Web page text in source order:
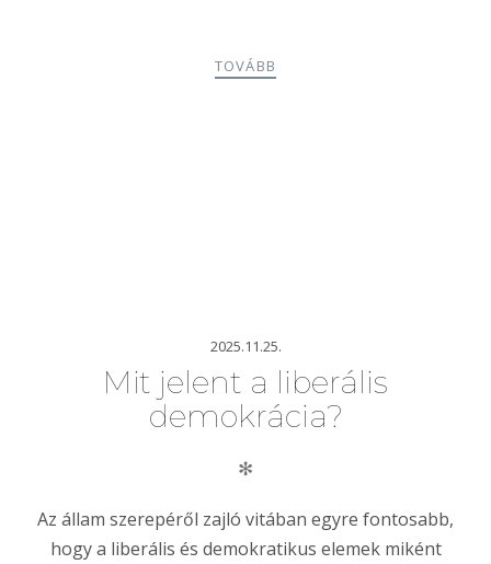
TOVÁBB
2025.11.25.
Mit jelent a liberális
demokrácia?
✻
Az állam szerepéről zajló vitában egyre fontosabb,
hogy a liberális és demokratikus elemek miként